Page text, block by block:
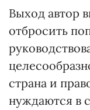
Выход автор
отбросить
страна и
нуждаются в